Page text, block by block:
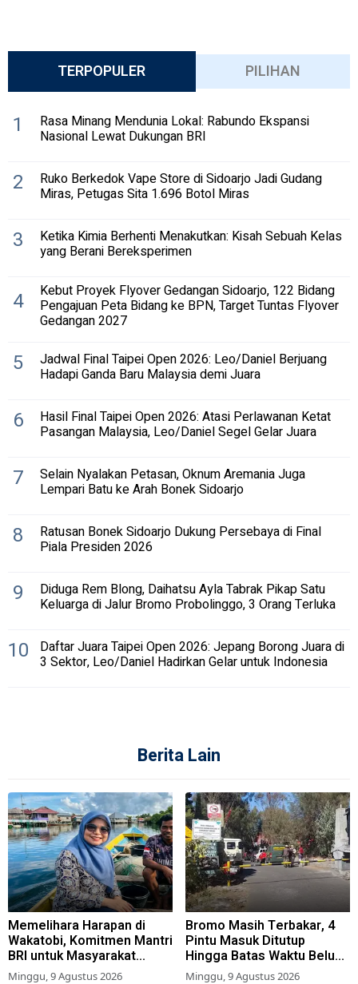
TERPOPULER PILIHAN
1 Rasa Minang Mendunia Lokal: Rabundo Ekspansi
Nasional Lewat Dukungan BRI
2 Ruko Berkedok Vape Store di Sidoarjo Jadi Gudang
Miras, Petugas Sita 1.696 Botol Miras
3 Ketika Kimia Berhenti Menakutkan: Kisah Sebuah Kelas
yang Berani Bereksperimen
4 Kebut Proyek Flyover Gedangan Sidoarjo, 122 Bidang
Pengajuan Peta Bidang ke BPN, Target Tuntas Flyover
Gedangan 2027
5 Jadwal Final Taipei Open 2026: Leo/Daniel Berjuang
Hadapi Ganda Baru Malaysia demi Juara
6 Hasil Final Taipei Open 2026: Atasi Perlawanan Ketat
Pasangan Malaysia, Leo/Daniel Segel Gelar Juara
7 Selain Nyalakan Petasan, Oknum Aremania Juga
Lempari Batu ke Arah Bonek Sidoarjo
8 Ratusan Bonek Sidoarjo Dukung Persebaya di Final
Piala Presiden 2026
9 Diduga Rem Blong, Daihatsu Ayla Tabrak Pikap Satu
Keluarga di Jalur Bromo Probolinggo, 3 Orang Terluka
10 Daftar Juara Taipei Open 2026: Jepang Borong Juara di
3 Sektor, Leo/Daniel Hadirkan Gelar untuk Indonesia
Berita Lain
Memelihara Harapan di
Wakatobi, Komitmen Mantri
BRI untuk Masyarakat
Bahari
Minggu, 9 Agustus 2026
Bromo Masih Terbakar, 4
Pintu Masuk Ditutup
Hingga Batas Waktu Belum
Ditentukan
Minggu, 9 Agustus 2026